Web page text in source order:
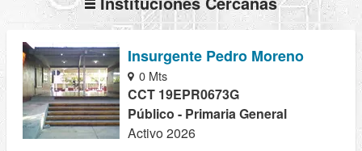
Insurgente Pedro Moreno
0 Mts
CCT 19EPR0673G
Público - Primaria General
Activo 2026